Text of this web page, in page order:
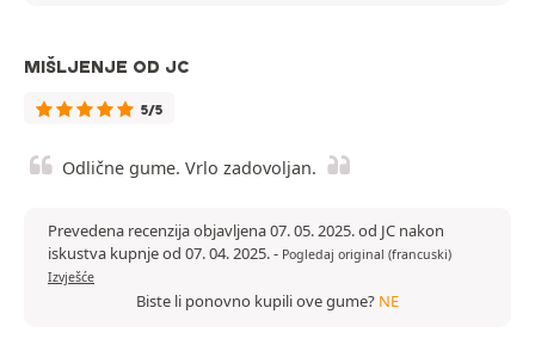
MIŠLJENJE OD JC
5/5
Odlične gume. Vrlo zadovoljan.
Prevedena recenzija objavljena 07. 05. 2025. od JC nakon
iskustva kupnje od 07. 04. 2025.- Pogledaj original (francuski)
Izvješće
Biste li ponovno kupili ove gume? NE